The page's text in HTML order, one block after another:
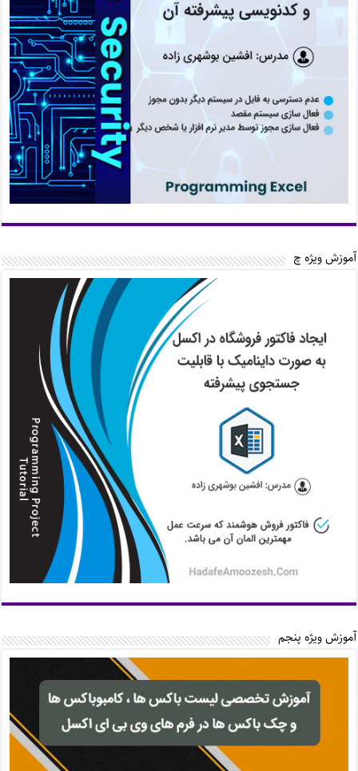
آموزش ویژه چ
آموزش ویژه پنجم